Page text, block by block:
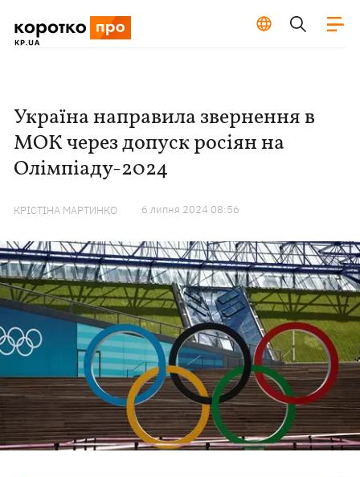
Україна направила звернення в
МОК через допуск росіян на
Олімпіаду-2024
КРІСТІНА МАРТИНКО 6 липня 2024 08:56